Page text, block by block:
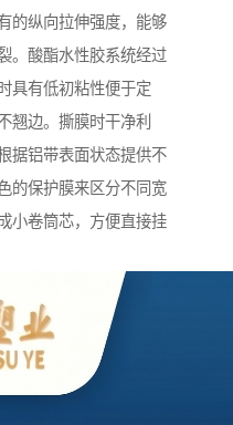
的纵向拉伸强度，能够
。酸酯水性胶系统经过
具有低初粘性便于定
翘边。撕膜时干净利
据铝带表面状态提供不
的保护膜来区分不同宽
小卷筒芯，方便直接挂